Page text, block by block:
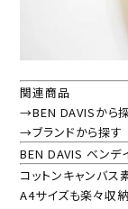
関連商品
→BEN DAVISから
→ブランドから探す
BEN DAVIS ベンデ
コットンキャンバス
A4サイズも楽々収納